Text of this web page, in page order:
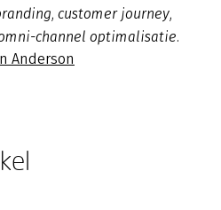
customer journey,
channel optimalisatie.
Anderson